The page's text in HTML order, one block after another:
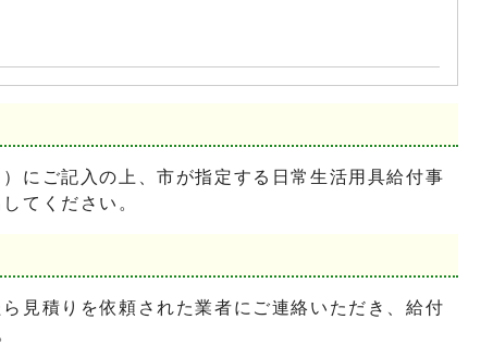
にご記入の上、市が指定する日常生活用具給付事
てください。
見積りを依頼された業者にご連絡いただき、給付